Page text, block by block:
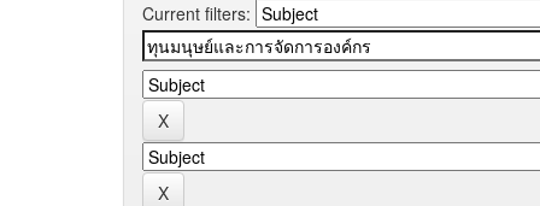
Current filters: